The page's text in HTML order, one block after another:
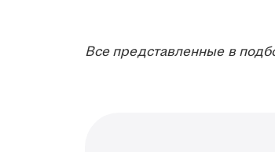
Все представленные в